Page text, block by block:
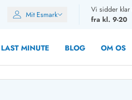
Mit Esmark
Vi sidder
fra kl. 9-20
LAST MINUTE BLOG OM OS